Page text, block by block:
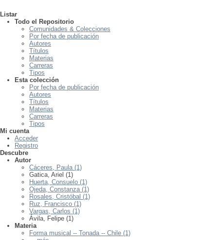
Listar
Todo el Repositorio
Comunidades & Colecciones
Por fecha de publicación
Autores
Títulos
Materias
Carreras
Tipos
Esta colección
Por fecha de publicación
Autores
Títulos
Materias
Carreras
Tipos
Mi cuenta
Acceder
Registro
Descubre
Autor
Cáceres, Paula (1)
Gatica, Ariel (1)
Huerta, Consuelo (1)
Ojeda, Constanza (1)
Rosales, Cristóbal (1)
Ruz, Francisco (1)
Vargas, Carlos (1)
Ávila, Felipe (1)
Materia
Forma musical -- Tonada -- Chile (1)